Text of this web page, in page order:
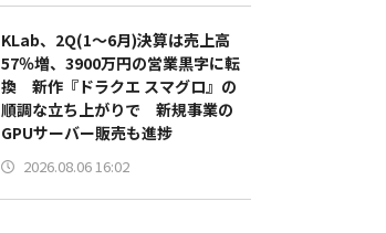
KLab、2Q(1～6月)決算は売上高
57％増、3900万円の営業黒字に転
換 新作『ドラクエ スマグロ』の
順調な立ち上がりで 新規事業の
GPUサーバー販売も進捗
2026.08.06 16:02